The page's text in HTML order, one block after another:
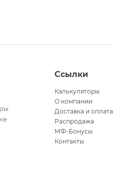
Ссылки
Калькуляторы
О компании
Доставка и оплата
Распродажа
МФ-Бонусы
Контакты